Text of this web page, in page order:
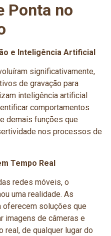
Ponta no
e Inteligência Artificial
significativamente,
de gravação para
inteligência artificial
comportamentos
demais funções que
nos processos de
Tempo Real
redes móveis, o
uma realidade. As
oferecem soluções que
imagens de câmeras e
real, de qualquer lugar do